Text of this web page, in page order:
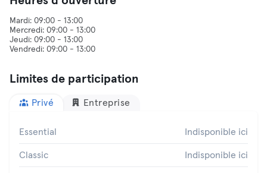
Mardi: 09:00 - 13:00
Mercredi: 09:00 - 13:00
Jeudi: 09:00 - 13:00
Limites de participation
Privé Entreprise
Essential Indisponible ici
Classic Indisponible ici